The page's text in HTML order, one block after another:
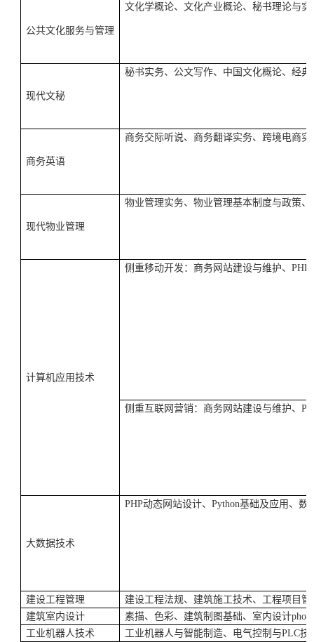
公共文化服务与管理
文化学概论、文化产业概论、秘书理论与
现代文秘
秘书实务、公文写作、中国文化概论、经
商务英语
商务交际听说、商务翻译实务、跨境电商
现代物业管理
物业管理实务、物业管理基本制度与政策
计算机应用技术
侧重移动开发：商务网站建设与维护、 PHP
侧重互联网营销：商务网站建设与维护、
大数据技术
PHP动态网站设计、 Python基础及应用、数
建设工程管理
建设工程法规、建筑施工技术、工程项目
建筑室内设计
素描、色彩、建筑制图基础、室内设计
工业机器人技术
工业机器人与智能制造、电气控制与PLC技